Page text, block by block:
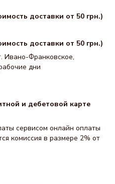
доставки от 50 грн.)
доставки от 50 грн.)
Ивано-Франковское,
дни
и дебетовой карте
сервисом онлайн оплаты
комиссия в размере 2% от